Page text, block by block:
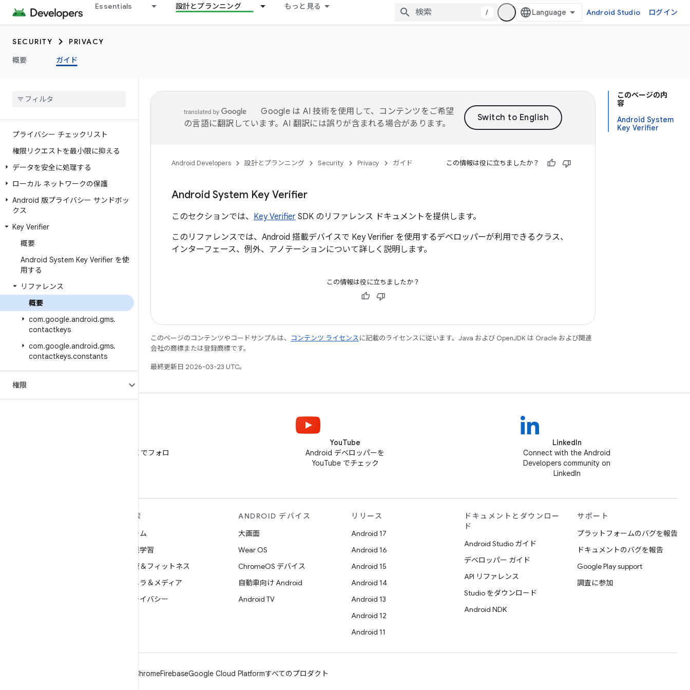
Essentials 設計とプランニング もっと見る
/ Android Studio ログイン
SECURITY
PRIVACY
概要
ガイド
プライバシー チェックリスト
権限リクエストを最小限に抑える
データを安全に処理する
ローカル ネットワークの保護
Android 版プライバシー サンドボッ
クス
Key Verifier
概要
Android System Key Verifier を使
用する
リファレンス
概要
com.google.android.gms.
contactkeys
com.google.android.gms.
contactkeys.constants
権限
このページの内
容
Android System
Key Verifier
Google は AI 技術を使用して、コンテンツをご希望
の言語に翻訳しています。AI 翻訳には誤りが含まれる場合があります。
Android Developers 設計とプランニング Security Privacy ガイド この情報は役に立ちましたか？
Android System Key Verifier
このセクションでは、 Key Verifier SDK のリファレンス ドキュメントを提供します。
このリファレンスでは、Android 搭載デバイスで Key Verifier を使用するデベロッパーが利用できるクラス、
インターフェース、例外、アノテーションについて詳しく説明します。
この情報は役に立ちましたか？
このページのコンテンツやコードサンプルは、 コンテンツ ライセンスに記載のライセンスに従います。Java および OpenJDK は Oracle および関連
会社の商標または登録商標です。
最終更新日 2026-03-23 UTC。
@AndroidDev を X でフォロ
YouTube
Android デベロッパーを
YouTube でチェック
LinkedIn
Connect with the Android
Developers community on
LinkedIn
探索
ゲーム
機械学習
健康＆フィットネス
カメラ＆メディア
プライバシー
ANDROID デバイス
大画面
Wear OS
ChromeOS デバイス
自動車向け Android
Android TV
リリース
Android 17
Android 16
Android 15
Android 14
Android 13
Android 12
Android 11
ドキュメントとダウンロー
ド
Android Studio ガイド
デベロッパー ガイド
API リファレンス
Studio をダウンロード
Android NDK
サポート
プラットフォームのバグを報告
ドキュメントのバグを報告
Google Play support
調査に参加
ChromeFirebaseGoogle Cloud Platformすべてのプロダクト